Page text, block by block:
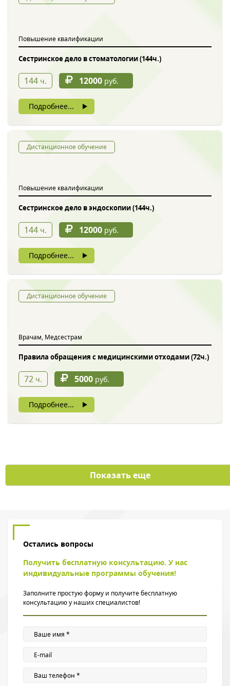
Повышение квалификации
Сестринское дело в стоматологии (144ч.)
144 ч. 12000 руб.
Подробнее...
Дистанционное обучение
Повышение квалификации
Сестринское дело в эндоскопии (144ч.)
144 ч. 12000 руб.
Подробнее...
Дистанционное обучение
Врачам, Медсестрам
Правила обращения с медицинскими отходами (72ч.)
72 ч. 5000 руб.
Подробнее...
Показать еще
Остались вопросы
Получить бесплатную консультацию. У нас
индивидуальные программы обучения!
Заполните простую форму и получите бесплатную
консультацию у наших специалистов!
Нажимая на кнопку, вы даете согласие на обработку своих